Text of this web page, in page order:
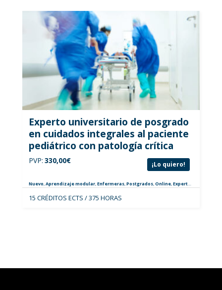
Experto universitario de posgrado
en cuidados integrales al paciente
pediátrico con patología crítica
PVP: 330,00€ ¡Lo quiero!
Nuevo,Aprendizaje modular,Enfermeras,Postgrados,Online,Expertos
15 CRÉDITOS ECTS / 375 HORAS